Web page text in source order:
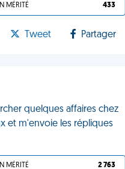
MÉRITÉ 433
Tweet Partager
quelques affaires chez
et m'envoie les répliques
MÉRITÉ 2 763